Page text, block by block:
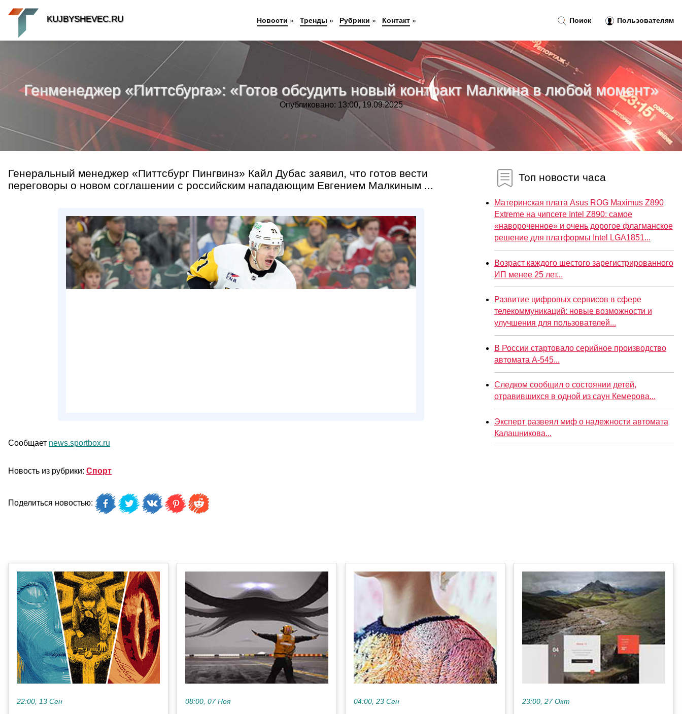
Генменеджер «Питтсбурга»: «Готов обсудить новый контракт Малкина в любой момент»
Опубликовано: 13:00, 19.09.2025
Генеральный менеджер «Питтсбург Пингвинз» Кайл Дубас заявил, что готов вести
переговоры о новом соглашении с российским нападающим Евгением Малкиным ...
Сообщает news.sportbox.ru
Новость из рубрики: Спорт
Поделиться новостью:
Топ новости часа
Материнская плата Asus ROG Maximus Z890
Extreme на чипсете Intel Z890: самое
«навороченное» и очень дорогое флагманское
решение для платформы Intel LGA1851...
Возраст каждого шестого зарегистрированного
ИП менее 25 лет...
Развитие цифровых сервисов в сфере
телекоммуникаций: новые возможности и
улучшения для пользователей...
В России стартовало серийное производство
автомата А-545...
Следком сообщил о состоянии детей,
отравившихся в одной из саун Кемерова...
Эксперт развеял миф о надежности автомата
Калашникова...
22:00, 13 Сен 08:00, 07 Ноя 04:00, 23 Сен 23:00, 27 Окт
Поиск Пользователям
KUJBYSHEVEC.RU Новости » Тренды » Рубрики » Контакт»